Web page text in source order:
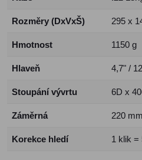
Rozměry (DxVxŠ) 295 x
Hmotnost 1150 g
Hlaveň 4,7" /
Stoupání vývrtu 6D x
Záměrná 220 mm
Korekce hledí 1 klik =